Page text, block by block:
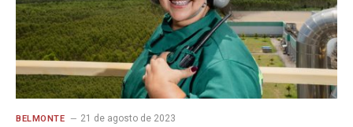
BELMONTE 21 de agosto de 2023